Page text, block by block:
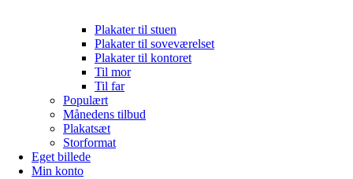
Plakater til stuen
Plakater til soveværelset
Plakater til kontoret
Til mor
Til far
Populært
Månedens tilbud
Plakatsæt
Storformat
Eget billede
Min konto